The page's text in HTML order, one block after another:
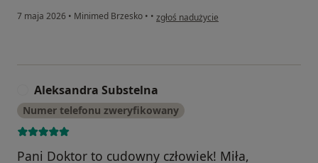
7 maja 2026 • Minimed Brzesko • • w opinii użytkownika Monika Z
zgłoś nadużycie
Aleksandra Substelna
Numer telefonu zweryfikowany
Pani Doktor to cudowny człowiek! Miła,